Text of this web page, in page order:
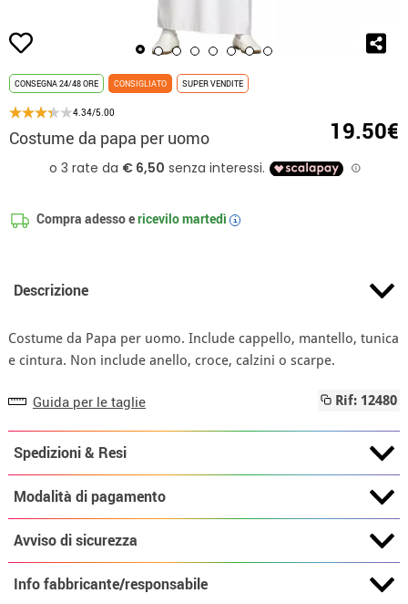
CONSEGNA 24/48 ORE CONSIGLIATO SUPER VENDITE
4.34/5.00
Costume da papa per uomo 19.50€
Compra adesso ericevilomartedì i
Descrizione
Costume da Papa per uomo. Include cappello, mantello, tunica
e cintura. Non include anello, croce, calzini o scarpe.
Guida per le taglie Rif: 12480
Spedizioni & Resi
Modalità di pagamento
Avviso di sicurezza
Info fabbricante/responsabile